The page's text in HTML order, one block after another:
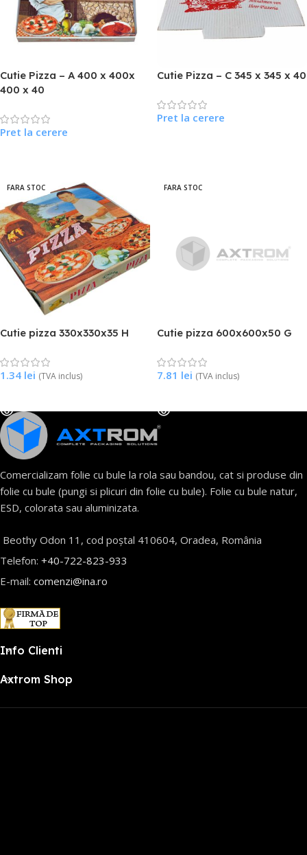
Cutie Pizza – A 400 x 400x
400 x 40
Pret la cerere
Cutie Pizza – C 345 x 345 x 40
Pret la cerere
FARA STOC
Cutie pizza 330x330x35 H
1.34 lei (TVA inclus)
FARA STOC
Cutie pizza 600x600x50 G
7.81 lei (TVA inclus)
Comercializam folie cu bule la rola sau bandou, cat si produse din
folie cu bule (pungi si plicuri din folie cu bule). Folie cu bule natur,
ESD, colorata sau aluminizata.
Beothy Odon 11, cod poștal 410604, Oradea, România
Telefon: +40-722-823-933
E-mail: comenzi@ina.ro
Info Clienti
Axtrom Shop